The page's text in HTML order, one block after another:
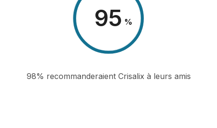
98 %
98% recommanderaient Crisalix à leurs amis